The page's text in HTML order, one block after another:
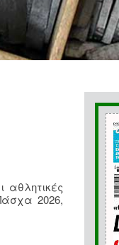
αθλητικές
2026,